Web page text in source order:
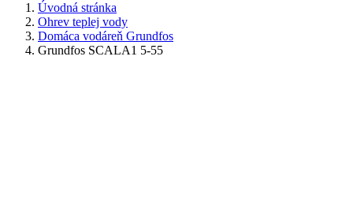
Úvodná stránka
Ohrev teplej vody
Domáca vodáreň Grundfos
Grundfos SCALA1 5-55